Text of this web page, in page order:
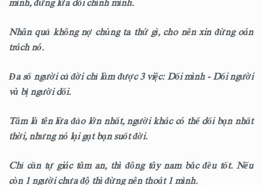
mình, đừng lừa dối chính mình.
Nhân quả không nợ chúng ta thứ gì, cho nên xin đừng oán
trách nó.
Đa số người cả đời chỉ làm được 3 việc: Dối mình - Dối người
và bị người dối.
Tâm là tên lừa đảo lớn nhất, người khác có thể dối bạn nhất
thời, nhưng nó lại gạt bạn suốt đời.
Chỉ cần tự giác tâm an, thì đông tây nam bắc đều tốt. Nếu
còn 1 người chưa độ thì đừng nên thoát 1 mình.